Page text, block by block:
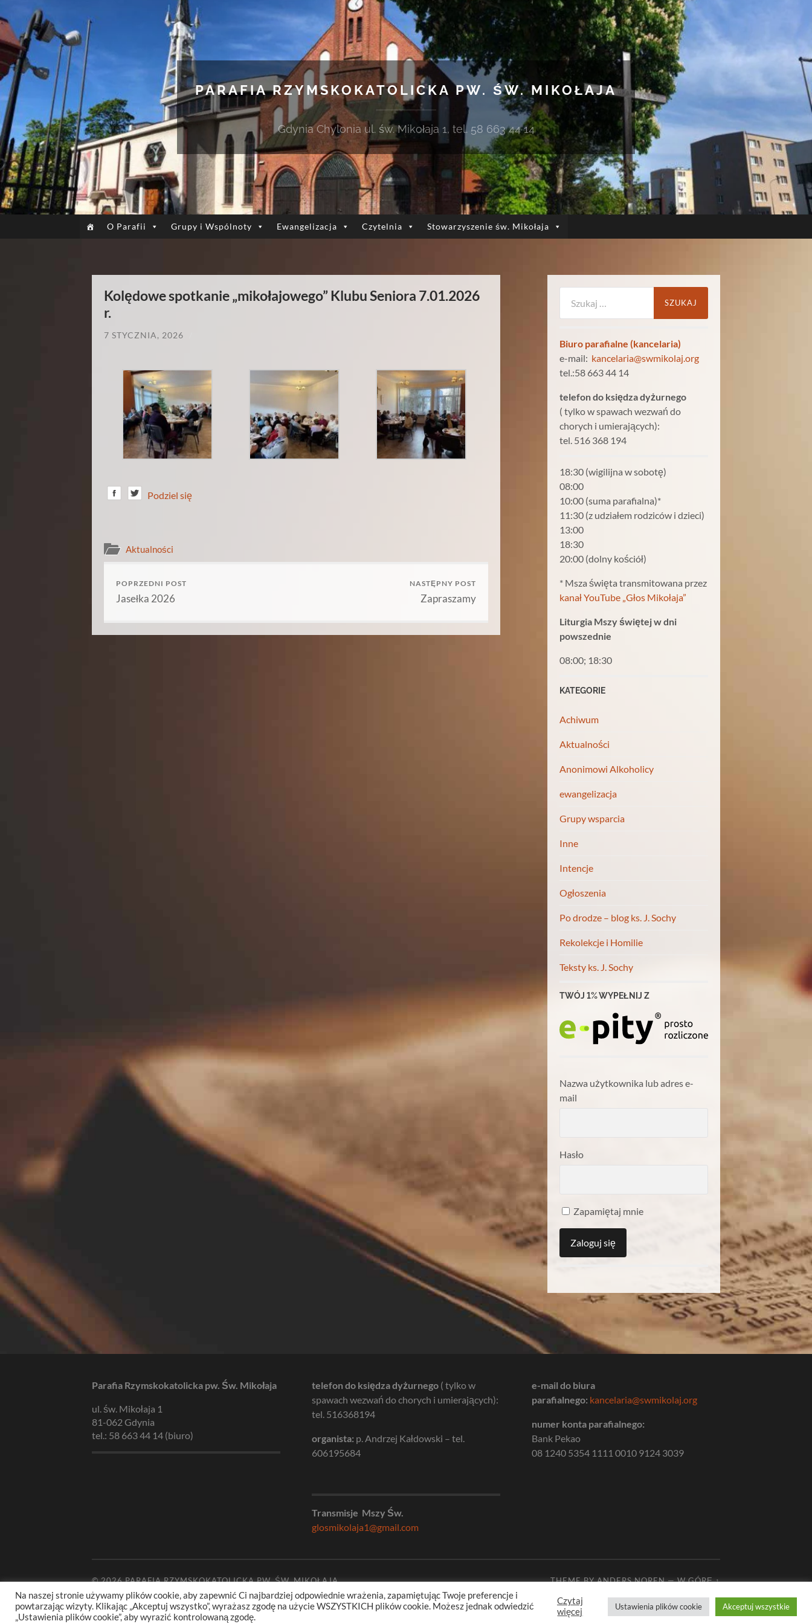
PARAFIA RZYMSKOKATOLICKA PW. ŚW. MIKOŁAJA
Gdynia Chylonia ul. św. Mikołaja 1, tel. 58 663 44 14
O Parafii Grupy i Wspólnoty Ewangelizacja Czytelnia Stowarzyszenie św. Mikołaja
Kolędowe spotkanie „mikołajowego” Klubu Seniora 7.01.2026
r.
7 STYCZNIA, 2026
Podziel się
Aktualności
POPRZEDNI POST
Jasełka 2026
NASTĘPNY POST
Zapraszamy
Biuro parafialne (kancelaria)
e-mail: kancelaria@swmikolaj.org
tel.:58 663 44 14
telefon do księdza dyżurnego
( tylko w spawach wezwań do
chorych i umierających):
tel. 516 368 194
18:30 (wigilijna w sobotę)
08:00
10:00 (suma parafialna)*
11:30 (z udziałem rodziców i dzieci)
13:00
18:30
20:00 (dolny kościół)
* Msza święta transmitowana przez
kanał YouTube „Głos Mikołaja”
Liturgia Mszy świętej w dni
powszednie
08:00; 18:30
KATEGORIE
Achiwum
Aktualności
Anonimowi Alkoholicy
ewangelizacja
Grupy wsparcia
Inne
Intencje
Ogłoszenia
Po drodze – blog ks. J. Sochy
Rekolekcje i Homilie
Teksty ks. J. Sochy
TWÓJ 1% WYPEŁNIJ Z
Nazwa użytkownika lub adres e-
mail
Hasło
Zapamiętaj mnie
Parafia Rzymskokatolicka pw. Św. Mikołaja
ul. św. Mikołaja 1
81-062 Gdynia
tel.: 58 663 44 14 (biuro)
telefon do księdza dyżurnego ( tylko w
spawach wezwań do chorych i umierających):
tel. 516368194
organista: p. Andrzej Kałdowski – tel.
606195684
Transmisje Mszy Św.
glosmikolaja1@gmail.com
e-mail do biura
parafialnego: kancelaria@swmikolaj.org
numer konta parafialnego:
Bank Pekao
08 1240 5354 1111 0010 9124 3039
© 2026PARAFIA RZYMSKOKATOLICKA PW. ŚW. MIKOŁAJA THEME BYANDERS NOREN—W GÓRĘ ↑
Na naszej stronie używamy plików cookie, aby zapewnić Ci najbardziej odpowiednie wrażenia, zapamiętując Twoje preferencje i
powtarzając wizyty. Klikając „Akceptuj wszystko”, wyrażasz zgodę na użycie WSZYSTKICH plików cookie. Możesz jednak odwiedzić
„Ustawienia plików cookie”, aby wyrazić kontrolowaną zgodę.
Czytaj
więcej
Ustawienia plików cookie Akceptuj wszystkie